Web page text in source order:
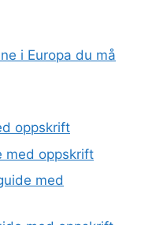
i Europa du må
oppskrift
med oppskrift
med